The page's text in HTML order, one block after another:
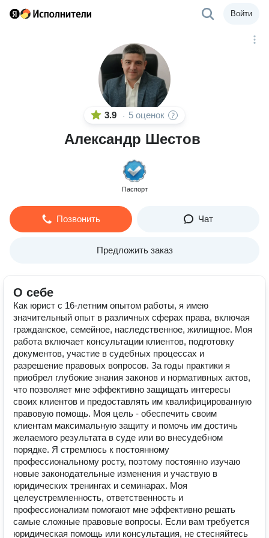
Войти
3.9 · 5 оценок
Александр Шестов
Паспорт
Позвонить Чат
Предложить заказ
О себе
Как юрист с 16-летним опытом работы, я имею
значительный опыт в различных сферах права, включая
гражданское, семейное, наследственное, жилищное. Моя
работа включает консультации клиентов, подготовку
документов, участие в судебных процессах и
разрешение правовых вопросов. За годы практики я
приобрел глубокие знания законов и нормативных актов,
что позволяет мне эффективно защищать интересы
своих клиентов и предоставлять им квалифицированную
правовую помощь. Моя цель - обеспечить своим
клиентам максимальную защиту и помочь им достичь
желаемого результата в суде или во внесудебном
порядке. Я стремлюсь к постоянному
профессиональному росту, поэтому постоянно изучаю
новые законодательные изменения и участвую в
юридических тренингах и семинарах. Моя
целеустремленность, ответственность и
профессионализм помогают мне эффективно решать
самые сложные правовые вопросы. Если вам требуется
юридическая помощь или консультация, не стесняйтесь